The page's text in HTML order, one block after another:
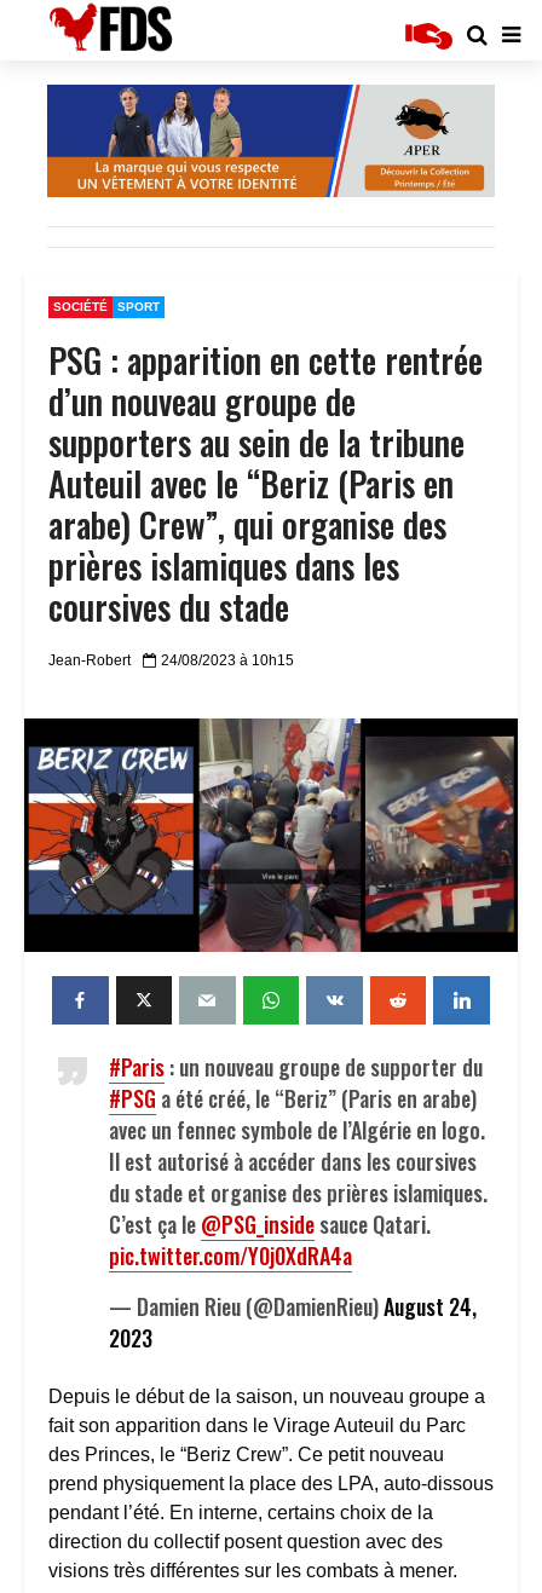
SOCIÉTÉ SPORT
PSG : apparition en cette rentrée
d’un nouveau groupe de
supporters au sein de la tribune
Auteuil avec le “Beriz (Paris en
arabe) Crew”, qui organise des
prières islamiques dans les
coursives du stade
Jean-Robert 24/08/2023 à 10h15
#Paris: un nouveau groupe de supporter du
#PSG a été créé, le “Beriz” (Paris en arabe)
avec un fennec symbole de l’Algérie en logo.
Il est autorisé à accéder dans les coursives
du stade et organise des prières islamiques.
C’est ça le@PSG_insidesauce Qatari.
pic.twitter.com/Y0j0XdRA4a
— Damien Rieu (@DamienRieu)August 24,
2023
Depuis le début de la saison, un nouveau groupe a
fait son apparition dans le Virage Auteuil du Parc
des Princes, le “Beriz Crew”. Ce petit nouveau
prend physiquement la place des LPA, auto-dissous
pendant l’été. En interne, certains choix de la
direction du collectif posent question avec des
visions très différentes sur les combats à mener.